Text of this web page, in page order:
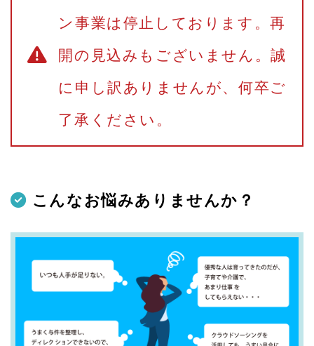
ン事業は停止しております。再
開の見込みもございません。誠
に申し訳ありませんが、何卒ご
了承ください。
こんなお悩みありませんか？